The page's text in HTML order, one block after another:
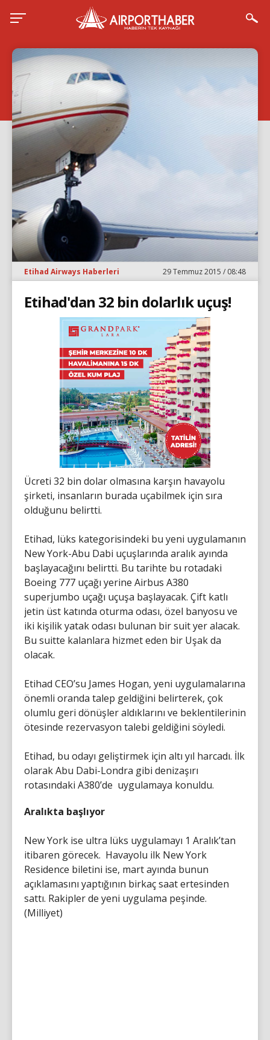
Etihad Airways Haberleri 29 Temmuz 2015 / 08:48
Etihad'dan 32 bin dolarlık uçuş!
Ücreti 32 bin dolar olmasına karşın havayolu
şirketi, insanların burada uçabilmek için sıra
olduğunu belirtti.
Etihad, lüks kategorisindeki bu yeni uygulamanın
New York-Abu Dabi uçuşlarında aralık ayında
başlayacağını belirtti. Bu tarihte bu rotadaki
Boeing 777 uçağı yerine Airbus A380
superjumbo uçağı uçuşa başlayacak. Çift katlı
jetin üst katında oturma odası, özel banyosu ve
iki kişilik yatak odası bulunan bir suit yer alacak.
Bu suitte kalanlara hizmet eden bir Uşak da
olacak.
Etihad CEO’su James Hogan, yeni uygulamalarına
önemli oranda talep geldiğini belirterek, çok
olumlu geri dönüşler aldıklarını ve beklentilerinin
ötesinde rezervasyon talebi geldiğini söyledi.
Etihad, bu odayı geliştirmek için altı yıl harcadı. İlk
olarak Abu Dabi-Londra gibi denizaşırı
rotasındaki A380’de uygulamaya konuldu.
Aralıkta başlıyor
New York ise ultra lüks uygulamayı 1 Aralık’tan
itibaren görecek. Havayolu ilk New York
Residence biletini ise, mart ayında bunun
açıklamasını yaptığının birkaç saat ertesinden
sattı. Rakipler de yeni uygulama peşinde.
(Milliyet)